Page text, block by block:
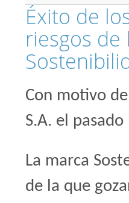
Éxito de
riesgos de
Con motivo
S.A. el
La marca
de la que